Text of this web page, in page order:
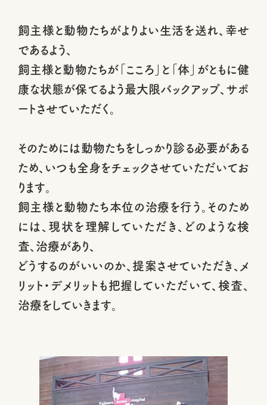
飼主様と動物たちがよりよい生活を送れ、幸せ
であるよう、
飼主様と動物たちが「こころ」と「体」がともに健
康な状態が保てるよう最大限バックアップ、サポ
ートさせていただく。
そのためには動物たちをしっかり診る必要がある
ため、いつも全身をチェックさせていただいてお
ります。
飼主様と動物たち本位の治療を行う。そのため
には、現状を理解していただき、どのような検
査、治療があり、
どうするのがいいのか、提案させていただき、メ
リット・デメリットも把握していただいて、検査、
治療をしていきます。